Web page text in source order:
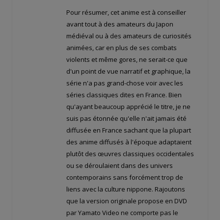
Pour résumer, cet anime est à conseiller
avant tout à des amateurs du Japon
médiéval ou à des amateurs de curiosités
animées, car en plus de ses combats
violents et même gores, ne serait-ce que
d'un point de vue narratif et graphique, la
série n'a pas grand-chose voir avec les
séries classiques dites en France. Bien
qu'ayant beaucoup apprécié le titre, je ne
suis pas étonnée qu'elle n'ait jamais été
diffusée en France sachant que la plupart
des anime diffusés à l'époque adaptaient
plutôt des œuvres classiques occidentales
ou se déroulaient dans des univers
contemporains sans forcément trop de
liens avec la culture nippone. Rajoutons
que la version originale propose en DVD
par Yamato Video ne comporte pas le